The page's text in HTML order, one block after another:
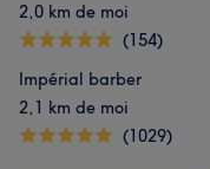
2,0 km de moi
(154)
Impérial barber
2,1 km de moi
(1029)